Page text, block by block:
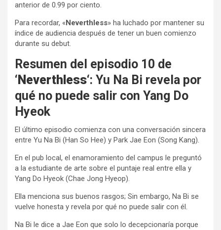
anterior de 0.99 por ciento.
Para recordar, «Neverthless» ha luchado por mantener su
índice de audiencia después de tener un buen comienzo
durante su debut.
Resumen del episodio 10 de
‘ Neverthless‘: Yu Na Bi revela por
qué no puede salir con Yang Do
Hyeok
El último episodio comienza con una conversación sincera
entre Yu Na Bi (Han So Hee) y Park Jae Eon (Song Kang).
En el pub local, el enamoramiento del campus le preguntó
a la estudiante de arte sobre el puntaje real entre ella y
Yang Do Hyeok (Chae Jong Hyeop).
Ella menciona sus buenos rasgos; Sin embargo, Na Bi se
vuelve honesta y revela por qué no puede salir con él.
Na Bi le dice a Jae Eon que solo lo decepcionaría porque